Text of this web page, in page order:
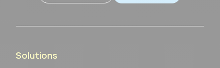
Solutions